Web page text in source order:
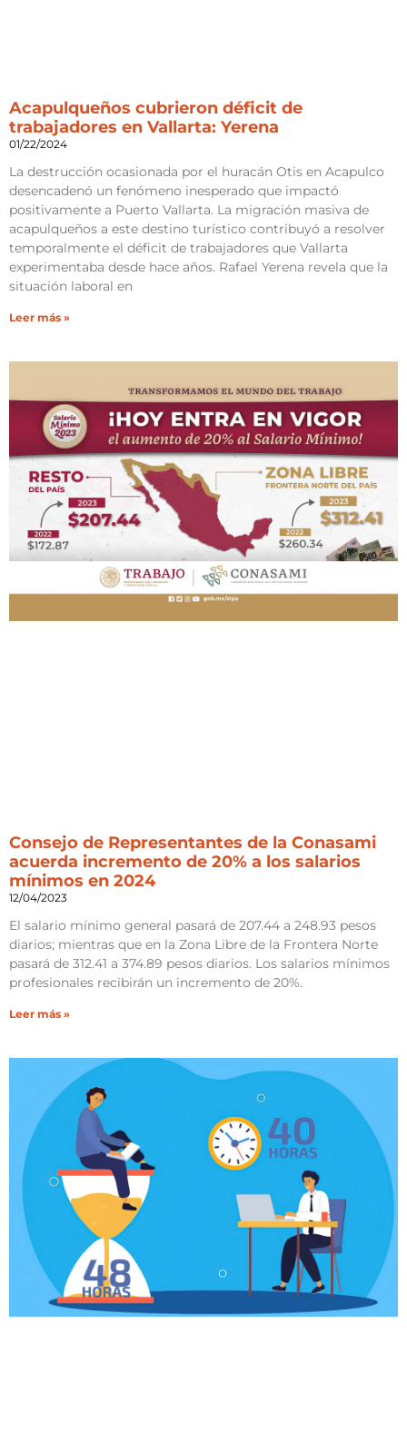
Acapulqueños cubrieron déficit de
trabajadores en Vallarta: Yerena
01/22/2024
La destrucción ocasionada por el huracán Otis en Acapulco
desencadenó un fenómeno inesperado que impactó
positivamente a Puerto Vallarta. La migración masiva de
acapulqueños a este destino turístico contribuyó a resolver
temporalmente el déficit de trabajadores que Vallarta
experimentaba desde hace años. Rafael Yerena revela que la
situación laboral en
Leer más »
Consejo de Representantes de la Conasami
acuerda incremento de 20% a los salarios
mínimos en 2024
12/04/2023
El salario mínimo general pasará de 207.44 a 248.93 pesos
diarios; mientras que en la Zona Libre de la Frontera Norte
pasará de 312.41 a 374.89 pesos diarios. Los salarios mínimos
profesionales recibirán un incremento de 20%.
Leer más »